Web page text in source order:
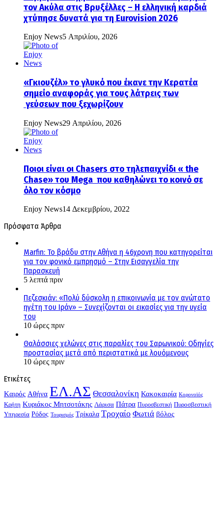
τον Ακύλα στις Βρυξέλλες – Η ελληνική καρδιά
χτύπησε δυνατά για τη Eurovision 2026
Enjoy News5 Απριλίου, 2026
«Γκιουζέλ» το γλυκό που έκανε την Κερατέα
σημείο αναφοράς για τους λάτρεις των
γεύσεων που ξεχωρίζουν
Enjoy News29 Απριλίου, 2026
Ποιοι είναι οι Chasers στο τηλεπαιχνίδι « the
Chase» του Mega που καθηλώνει το κοινό σε
όλο τον κόσμο
Enjoy News14 Δεκεμβρίου, 2022
Πρόσφατα Άρθρα
Marfin: Το βράδυ στην Αθήνα η 46χρονη που κατηγορείται
για τον φονικό εμπρησμό – Στην Εισαγγελία την
Παρασκευή
5 λεπτά πριν
Πεζεσκιάν: «Πολύ δύσκολη η επικοινωνία με τον ανώτατο
ηγέτη του Ιράν» – Συνεχίζονται οι εικασίες για την υγεία
του
10 ώρες πριν
Θαλάσσιες χελώνες στις παραλίες του Σαρωνικού: Οδηγίες
προστασίας μετά από περιστατικά με λουόμενους
10 ώρες πριν
Ετικέτες
Kαιρός Αθήνα ΕΛ.ΑΣ Θεσσαλονίκη Κακοκαιρία Κορονοϊός
Κρήτη Κυριάκος Μητσοτάκης Λάρισα Πάτρα Πυροσβεστική Πυροσβεστική
Υπηρεσία Ρόδος Τουρισμός Τρίκαλα Τροχαίο Φωτιά βόλος